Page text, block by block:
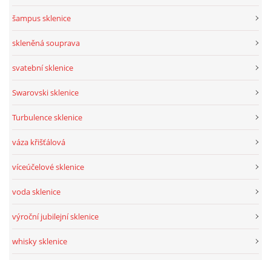
šampus sklenice
skleněná souprava
svatební sklenice
Swarovski sklenice
Turbulence sklenice
váza křišťálová
víceúčelové sklenice
voda sklenice
výroční jubilejní sklenice
whisky sklenice